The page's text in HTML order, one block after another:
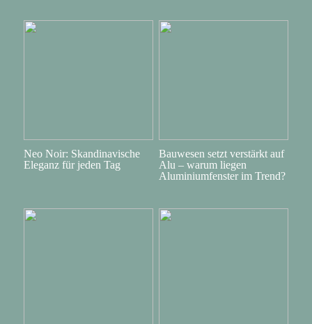
Neo Noir: Skandinavische
Eleganz für jeden Tag
Bauwesen setzt verstärkt auf
Alu – warum liegen
Aluminiumfenster im Trend?